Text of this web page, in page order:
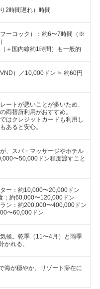
2時間遅れ）時間
ーコック）：約6〜7時間（※
＋国内線約1時間）も一般的
）／10,000ドン ≒ 約60円
ートが悪いことが多いため、
両替所利用がおすすめ。
はクレジットカードも利用し
あると安心。
、スパ・マッサージやホテル
〜50,000ドン程度渡すこと
ー：約10,000〜20,000ドン
：約60,000〜120,000ドン
ン：約200,000〜400,000ドン
〜60,000ドン
候。乾季（11〜4月）と雨季
かれる。
海が穏やか、リゾート滞在に